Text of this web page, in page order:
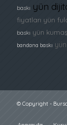
baskı yün
fiyatları yün
baskı yün
bandana baskı
© Copyright -